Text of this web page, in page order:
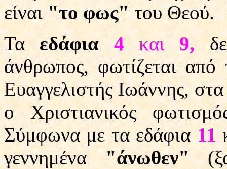
είναι "το φως" του Θεού.
Τα εδάφια 4και 9,
άνθρωπος, φωτίζεται
Ευαγγελιστής Ιωάννης,
ο Χριστιανικός
Σύμφωνα με τα εδάφια 11
γεννημένα
"άνωθεν"